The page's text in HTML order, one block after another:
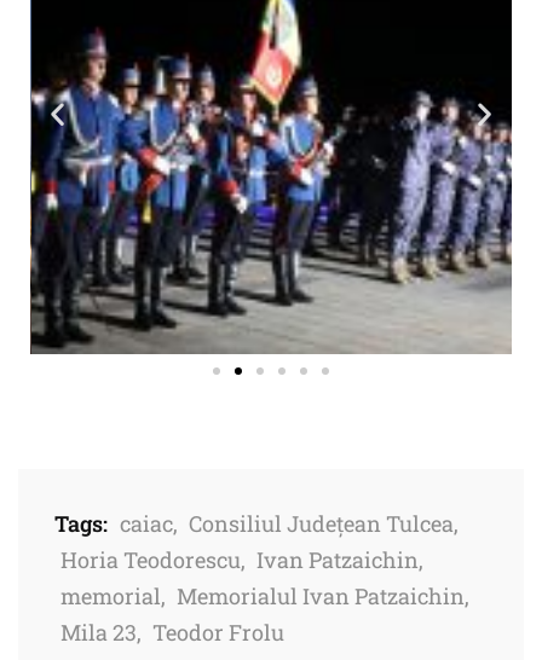
Tags: caiac, Consiliul Județean Tulcea,
Horia Teodorescu, Ivan Patzaichin,
memorial, Memorialul Ivan Patzaichin,
Mila 23, Teodor Frolu